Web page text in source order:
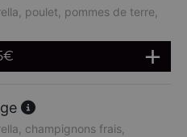
poulet, pommes de terre,
€
champignons frais,